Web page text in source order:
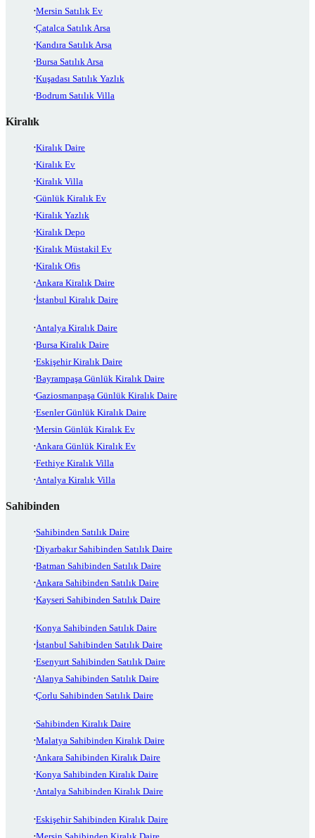
Mersin Satılık Ev
Çatalca Satılık Arsa
Kandıra Satılık Arsa
Bursa Satılık Arsa
Kuşadası Satılık Yazlık
Bodrum Satılık Villa
Kiralık
Kiralık Daire
Kiralık Ev
Kiralık Villa
Günlük Kiralık Ev
Kiralık Yazlık
Kiralık Depo
Kiralık Müstakil Ev
Kiralık Ofis
Ankara Kiralık Daire
İstanbul Kiralık Daire
Antalya Kiralık Daire
Bursa Kiralık Daire
Eskişehir Kiralık Daire
Bayrampaşa Günlük Kiralık Daire
Gaziosmanpaşa Günlük Kiralık Daire
Esenler Günlük Kiralık Daire
Mersin Günlük Kiralık Ev
Ankara Günlük Kiralık Ev
Fethiye Kiralık Villa
Antalya Kiralık Villa
Sahibinden
Sahibinden Satılık Daire
Diyarbakır Sahibinden Satılık Daire
Batman Sahibinden Satılık Daire
Ankara Sahibinden Satılık Daire
Kayseri Sahibinden Satılık Daire
Konya Sahibinden Satılık Daire
İstanbul Sahibinden Satılık Daire
Esenyurt Sahibinden Satılık Daire
Alanya Sahibinden Satılık Daire
Çorlu Sahibinden Satılık Daire
Sahibinden Kiralık Daire
Malatya Sahibinden Kiralık Daire
Ankara Sahibinden Kiralık Daire
Konya Sahibinden Kiralık Daire
Antalya Sahibinden Kiralık Daire
Eskişehir Sahibinden Kiralık Daire